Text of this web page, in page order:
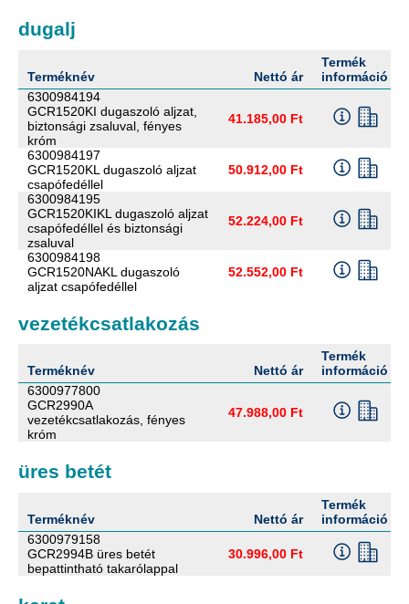
dugalj
Terméknév Nettó ár
Termék
információ
6300984194
GCR1520KI dugaszoló aljzat,
biztonsági zsaluval, fényes
króm
41.185,00 Ft
6300984197
GCR1520KL dugaszoló aljzat
csapófedéllel
50.912,00 Ft
6300984195
GCR1520KIKL dugaszoló aljzat
csapófedéllel és biztonsági
zsaluval
52.224,00 Ft
6300984198
GCR1520NAKL dugaszoló
aljzat csapófedéllel
52.552,00 Ft
vezetékcsatlakozás
Terméknév Nettó ár
Termék
információ
6300977800
GCR2990A
vezetékcsatlakozás, fényes
króm
47.988,00 Ft
üres betét
Terméknév Nettó ár
Termék
információ
6300979158
GCR2994B üres betét
bepattintható takarólappal
30.996,00 Ft